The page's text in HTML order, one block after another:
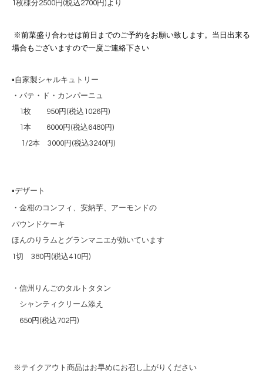
1枚様分2500円(税込2700円)より
※前菜盛り合わせは前日までのご予約をお願い致します。当日出来る
場合もございますので一度ご連絡下さい
▪️自家製シャルキュトリー
・パテ・ド・カンパーニュ
1枚 950円(税込1026円)
1本 6000円(税込6480円)
1/2本 3000円(税込3240円)
▪️デザート
・金柑のコンフィ、安納芋、 アーモンドの
パウンドケーキ
ほんのりラムとグランマニエが効いています
1切 380円(税込410円)
・信州りんごのタルトタタン
シャンティクリーム添え
650円(税込702円)
※テイクアウト商品はお早めにお召し上がりください